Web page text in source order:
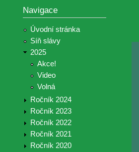
Navigace
Úvodní stránka
Síň slávy
2025
Akce!
Video
Volná
Ročník 2024
Ročník 2023
Ročník 2022
Ročník 2021
Ročník 2020